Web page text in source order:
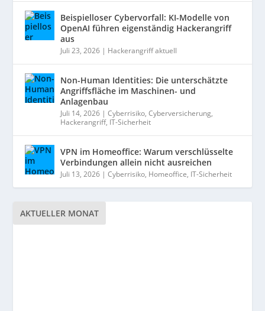
Beispielloser Cybervorfall: KI-Modelle von
OpenAI führen eigenständig Hackerangriff
aus
Juli 23, 2026 | Hackerangriff aktuell
Non-Human Identities: Die unterschätzte
Angriffsfläche im Maschinen- und
Anlagenbau
Juli 14, 2026 |Cyberrisiko,Cyberversicherung,
Hackerangriff, IT-Sicherheit
VPN im Homeoffice: Warum verschlüsselte
Verbindungen allein nicht ausreichen
Juli 13, 2026 |Cyberrisiko, Homeoffice, IT-Sicherheit
AKTUELLER MONAT